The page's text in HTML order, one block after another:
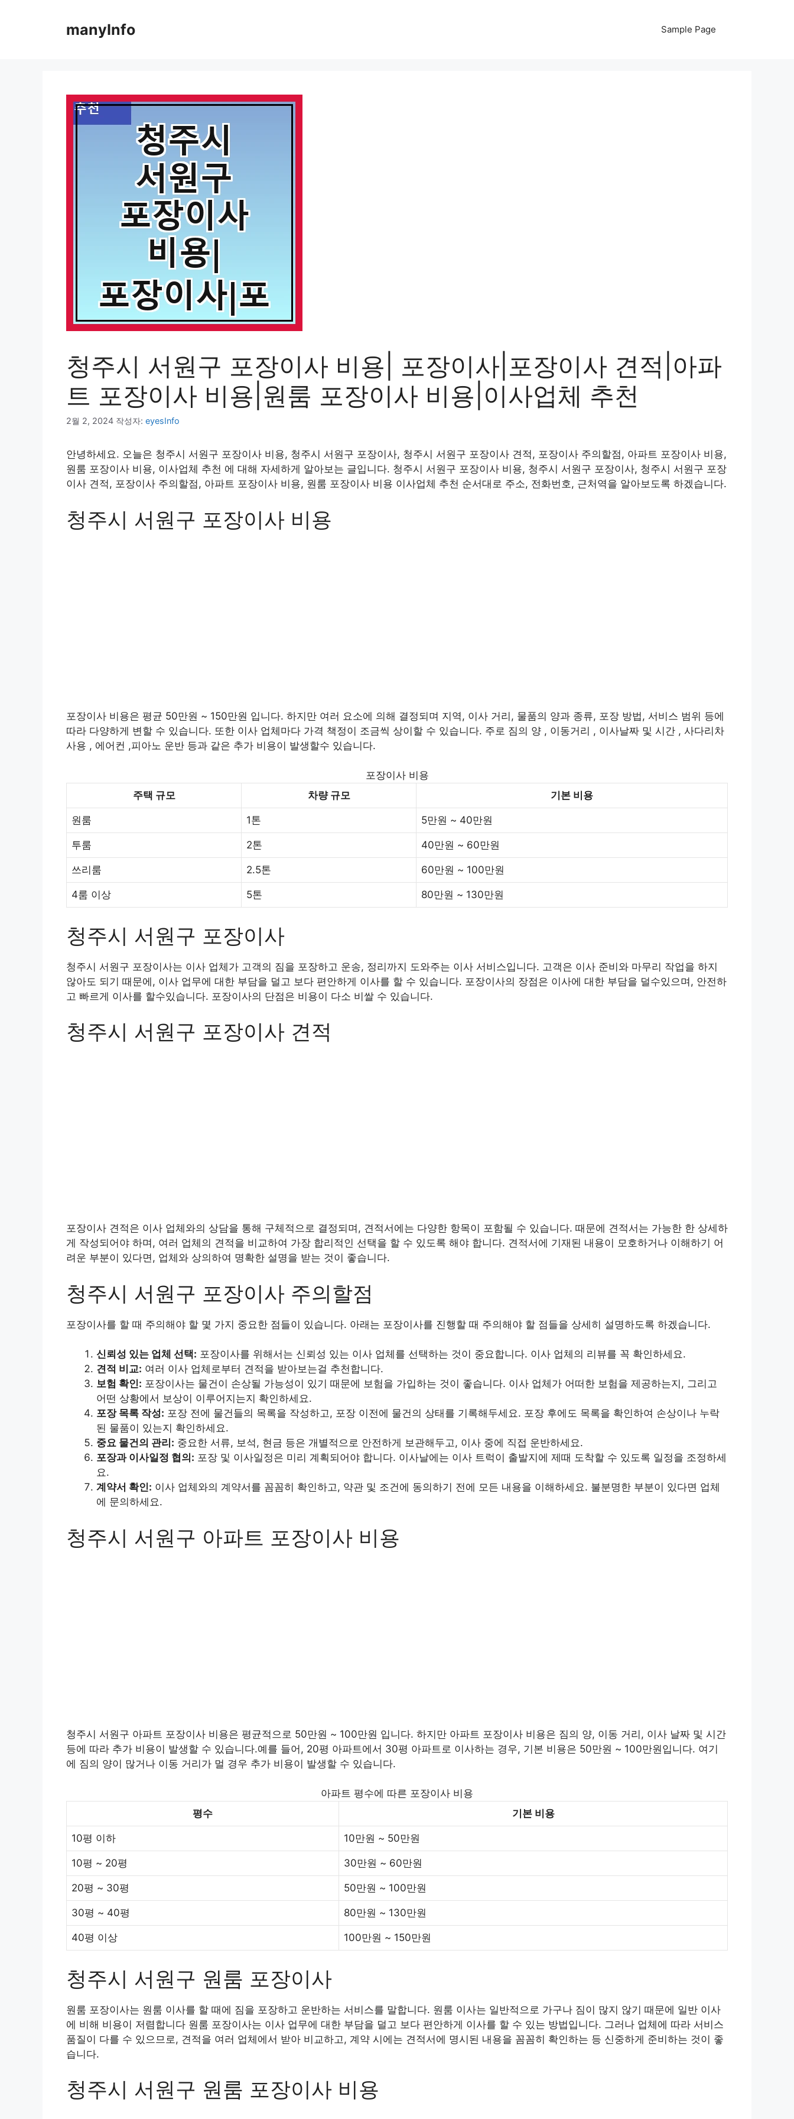
manyInfo Sample Page
청주시 서원구 포장이사 비용| 포장이사|포장이사 견적|아파
트 포장이사 비용|원룸 포장이사 비용|이사업체 추천
2월 2, 2024 작성자: eyesInfo
안녕하세요. 오늘은 청주시 서원구 포장이사 비용, 청주시 서원구 포장이사, 청주시 서원구 포장이사 견적, 포장이사 주의할점, 아파트 포장이사 비용,
원룸 포장이사 비용, 이사업체 추천 에 대해 자세하게 알아보는 글입니다. 청주시 서원구 포장이사 비용, 청주시 서원구 포장이사, 청주시 서원구 포장
이사 견적, 포장이사 주의할점, 아파트 포장이사 비용, 원룸 포장이사 비용 이사업체 추천 순서대로 주소, 전화번호, 근처역을 알아보도록 하겠습니다.
청주시 서원구 포장이사 비용
포장이사 비용은 평균 50만원 ~ 150만원 입니다. 하지만 여러 요소에 의해 결정되며 지역, 이사 거리, 물품의 양과 종류, 포장 방법, 서비스 범위 등에
따라 다양하게 변할 수 있습니다. 또한 이사 업체마다 가격 책정이 조금씩 상이할 수 있습니다. 주로 짐의 양 , 이동거리 , 이사날짜 및 시간 , 사다리차
사용 , 에어컨 ,피아노 운반 등과 같은 추가 비용이 발생할수 있습니다.
포장이사 비용
주택 규모
차량 규모 기본 비용
원룸 1톤 5만원 ~ 40만원
투룸 2톤 40만원 ~ 60만원
쓰리룸 2.5톤 60만원 ~ 100만원
4룸 이상 5톤 80만원 ~ 130만원
청주시 서원구 포장이사
청주시 서원구 포장이사는 이사 업체가 고객의 짐을 포장하고 운송, 정리까지 도와주는 이사 서비스입니다. 고객은 이사 준비와 마무리 작업을 하지
않아도 되기 때문에, 이사 업무에 대한 부담을 덜고 보다 편안하게 이사를 할 수 있습니다. 포장이사의 장점은 이사에 대한 부담을 덜수있으며, 안전하
고 빠르게 이사를 할수있습니다. 포장이사의 단점은 비용이 다소 비쌀 수 있습니다.
청주시 서원구 포장이사 견적
포장이사 견적은 이사 업체와의 상담을 통해 구체적으로 결정되며, 견적서에는 다양한 항목이 포함될 수 있습니다. 때문에 견적서는 가능한 한 상세하
게 작성되어야 하며, 여러 업체의 견적을 비교하여 가장 합리적인 선택을 할 수 있도록 해야 합니다. 견적서에 기재된 내용이 모호하거나 이해하기 어
려운 부분이 있다면, 업체와 상의하여 명확한 설명을 받는 것이 좋습니다.
청주시 서원구 포장이사 주의할점
포장이사를 할 때 주의해야 할 몇 가지 중요한 점들이 있습니다. 아래는 포장이사를 진행할 때 주의해야 할 점들을 상세히 설명하도록 하겠습니다.
신뢰성 있는 업체 선택: 포장이사를 위해서는 신뢰성 있는 이사 업체를 선택하는 것이 중요합니다. 이사 업체의 리뷰를 꼭 확인하세요.
견적 비교: 여러 이사 업체로부터 견적을 받아보는걸 추천합니다.
보험 확인: 포장이사는 물건이 손상될 가능성이 있기 때문에 보험을 가입하는 것이 좋습니다. 이사 업체가 어떠한 보험을 제공하는지, 그리고
어떤 상황에서 보상이 이루어지는지 확인하세요.
포장 목록 작성: 포장 전에 물건들의 목록을 작성하고, 포장 이전에 물건의 상태를 기록해두세요. 포장 후에도 목록을 확인하여 손상이나 누락
된 물품이 있는지 확인하세요.
중요 물건의 관리: 중요한 서류, 보석, 현금 등은 개별적으로 안전하게 보관해두고, 이사 중에 직접 운반하세요.
포장과 이사일정 협의: 포장 및 이사일정은 미리 계획되어야 합니다. 이사날에는 이사 트럭이 출발지에 제때 도착할 수 있도록 일정을 조정하세
요.
계약서 확인: 이사 업체와의 계약서를 꼼꼼히 확인하고, 약관 및 조건에 동의하기 전에 모든 내용을 이해하세요. 불분명한 부분이 있다면 업체
에 문의하세요.
청주시 서원구 아파트 포장이사 비용
청주시 서원구 아파트 포장이사 비용은 평균적으로 50만원 ~ 100만원 입니다. 하지만 아파트 포장이사 비용은 짐의 양, 이동 거리, 이사 날짜 및 시간
등에 따라 추가 비용이 발생할 수 있습니다.예를 들어, 20평 아파트에서 30평 아파트로 이사하는 경우, 기본 비용은 50만원 ~ 100만원입니다. 여기
에 짐의 양이 많거나 이동 거리가 멀 경우 추가 비용이 발생할 수 있습니다.
아파트 평수에 따른 포장이사 비용
평수
기본 비용
10평 이하 10만원 ~ 50만원
10평 ~ 20평 30만원 ~ 60만원
20평 ~ 30평 50만원 ~ 100만원
30평 ~ 40평 80만원 ~ 130만원
40평 이상 100만원 ~ 150만원
청주시 서원구 원룸 포장이사
원룸 포장이사는 원룸 이사를 할 때에 짐을 포장하고 운반하는 서비스를 말합니다. 원룸 이사는 일반적으로 가구나 짐이 많지 않기 때문에 일반 이사
에 비해 비용이 저렴합니다 원룸 포장이사는 이사 업무에 대한 부담을 덜고 보다 편안하게 이사를 할 수 있는 방법입니다. 그러나 업체에 따라 서비스
품질이 다를 수 있으므로, 견적을 여러 업체에서 받아 비교하고, 계약 시에는 견적서에 명시된 내용을 꼼꼼히 확인하는 등 신중하게 준비하는 것이 좋
습니다.
청주시 서원구 원룸 포장이사 비용